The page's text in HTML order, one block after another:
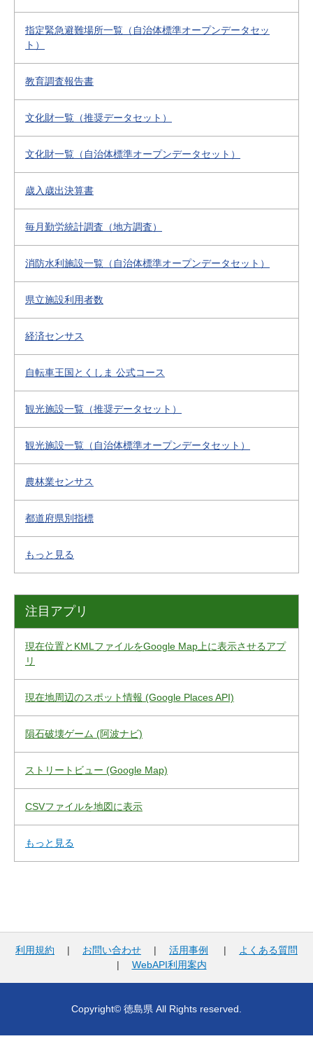
指定緊急避難場所一覧（自治体標準オープンデータセッ
ト）
教育調査報告書
文化財一覧（推奨データセット）
文化財一覧（自治体標準オープンデータセット）
歳入歳出決算書
毎月勤労統計調査（地方調査）
消防水利施設一覧（自治体標準オープンデータセット）
県立施設利用者数
経済センサス
自転車王国とくしま 公式コース
観光施設一覧（推奨データセット）
観光施設一覧（自治体標準オープンデータセット）
農林業センサス
都道府県別指標
もっと見る
注目アプリ
現在位置とKMLファイルをGoogle Map上に表示させるアプ
リ
現在地周辺のスポット情報 (Google Places API)
隕石破壊ゲーム (阿波ナビ)
ストリートビュー (Google Map)
CSVファイルを地図に表示
もっと見る
利用規約 | お問い合わせ | 活用事例 |
よくある質問
| WebAPI利用案内
Copyright© 徳島県 All Rights reserved.